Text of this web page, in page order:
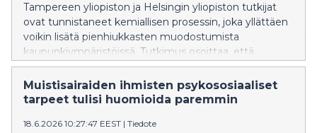
Tampereen yliopiston ja Helsingin yliopiston tutkijat
ovat tunnistaneet kemiallisen prosessin, joka yllättäen
voikin lisätä pienhiukkasten muodostumista
kaupunkiympäristöissä. Tutkimus osoittaa, että
typpioksidi – ilmansaaste, jota syntyy pääasiassa
liikenteessä, energiantuotannossa ja muissa
polttoprosesseissa – voi edistää haitallisten
Ilmakehätieteessä on pitkään vallinnut päinvastainen
Muistisairaiden ihmisten psykososiaaliset
tarpeet tulisi huomioida paremmin
18.6.2026 10:27:47 EEST | Tiedote